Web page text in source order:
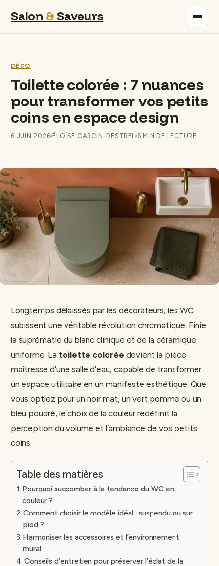
Salon &Saveurs
Gastronomie
Bricolage
DÉCO
Toilette colorée : 7 nuances
pour transformer vos petits
coins en espace design
6 JUIN 2026·ÉLOÏSE GARCIN-DESTREL·6 MIN DE LECTURE
Longtemps délaissés par les décorateurs, les WC
subissent une véritable révolution chromatique. Finie
la suprématie du blanc clinique et de la céramique
uniforme. La toilette colorée devient la pièce
maîtresse d’une salle d’eau, capable de transformer
un espace utilitaire en un manifeste esthétique. Que
vous optiez pour un noir mat, un vert pomme ou un
bleu poudré, le choix de la couleur redéfinit la
perception du volume et l’ambiance de vos petits
coins.
Table des matières
Pourquoi succomber à la tendance du WC en
couleur ?
Comment choisir le modèle idéal : suspendu ou sur
pied ?
Harmoniser les accessoires et l’environnement
mural
Conseils d’entretien pour préserver l’éclat de la